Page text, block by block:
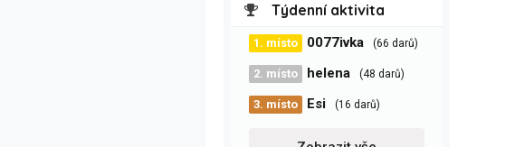
Týdenní aktivita
1. místo 0077ivka (66 darů)
2. místo helena (48 darů)
3. místo Esi (16 darů)